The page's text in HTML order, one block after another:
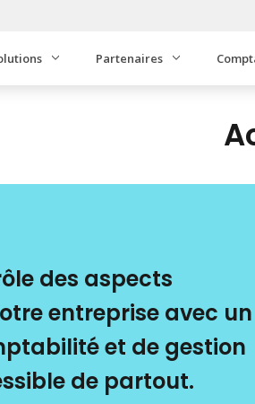
Partenaires
des aspects
entreprise avec un
et de gestion
de partout.